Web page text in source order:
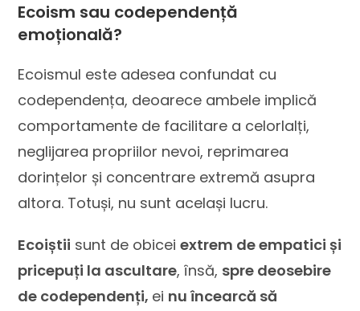
Ecoism sau codependență
emoțională?
Ecoismul este adesea confundat cu
codependența, deoarece ambele implică
comportamente de facilitare a celorlalți,
neglijarea propriilor nevoi, reprimarea
dorințelor și concentrare extremă asupra
altora. Totuși, nu sunt același lucru.
Ecoiștii sunt de obiceiextrem de empatici și
pricepuți la ascultare, însă, spre deosebire
de codependenți, ei nu încearcă să